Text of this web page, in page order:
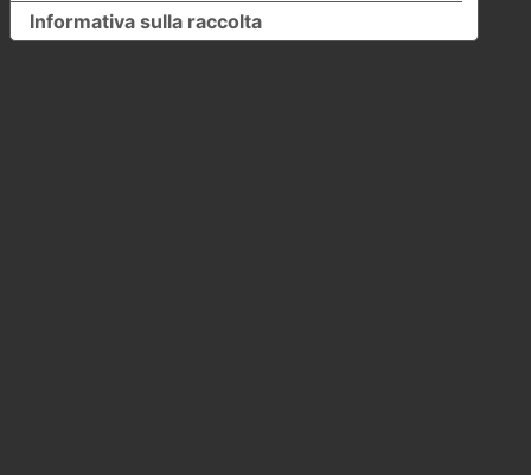
Informativa sulla raccolta